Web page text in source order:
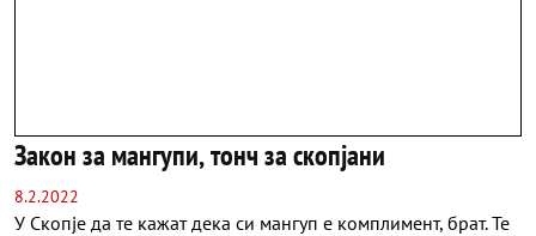
Закон за мангупи, тонч за скопјани
8.2.2022
У Скопје да те кажат дека си мангуп е комплимент, брат. Те